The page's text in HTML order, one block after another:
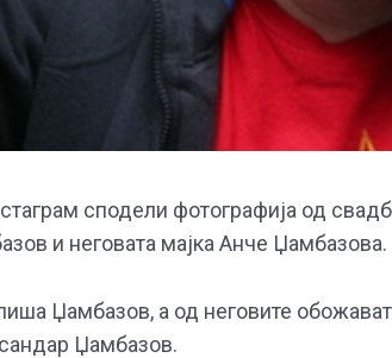
сподели фотографија од
и неговата мајка Анче Џамбазова.
Џамбазов, а од неговите
Џамбазов.